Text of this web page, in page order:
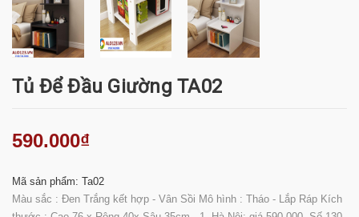
Tủ Để Đầu Giường TA02
590.000₫
Mã sản phẩm: Ta02
Màu sắc : Đen Trắng kết hợp - Vân Sồi Mô hình : Tháo - Lắp Ráp Kích